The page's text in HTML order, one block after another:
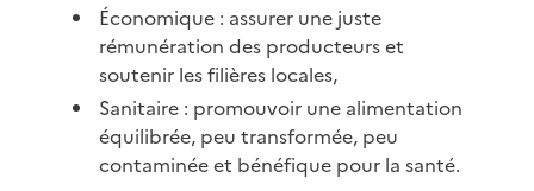
Économique : assurer une juste
rémunération des producteurs et
soutenir les filières locales,
Sanitaire : promouvoir une alimentation
équilibrée, peu transformée, peu
contaminée et bénéfique pour la santé.